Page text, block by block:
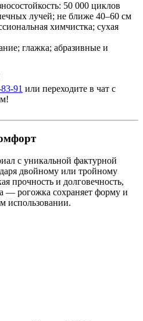
50 000 циклов
лучей; не ближе 40–60 см
химчистка; сухая
глажка; абразивные и
91 или переходите в чат с
с уникальной фактурной
двойному или тройному
прочность и долговечность,
— рогожка сохраняет форму и
использовании.